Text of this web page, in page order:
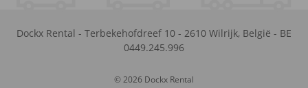
Dockx Rental - Terbekehofdreef 10 - 2610 Wilrijk, België - BE
0449.245.996
© 2026 Dockx Rental